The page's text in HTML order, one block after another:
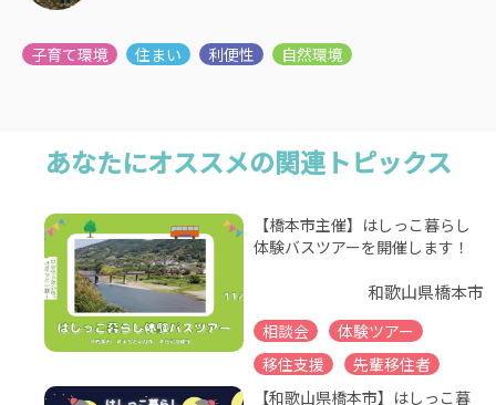
あなたにオススメの関連トピックス
【橋本市主催】はしっこ暮らし
体験バスツアーを開催します！
和歌山県橋本市
相談会
体験ツアー
移住支援
先輩移住者
【和歌山県橋本市】はしっこ暮